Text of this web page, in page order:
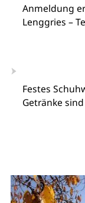
Anmeldung
Lenggries –
Festes
Getränke